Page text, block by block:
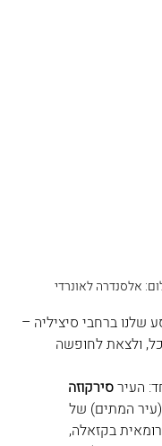
אלסנדרה לאונרדי
ברחבי סיציליה –
ולצאת לחופשה
העיר סירקוזה
(עיר המתים) של
בקזאלה,